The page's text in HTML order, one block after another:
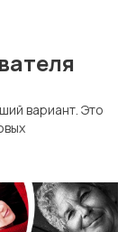
вариант. Это